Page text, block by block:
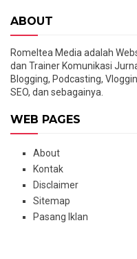
ABOUT
Romeltea Media adalah
dan Trainer Komunikasi
Blogging, Podcasting,
SEO, dan sebagainya.
WEB PAGES
About
Kontak
Disclaimer
Sitemap
Pasang Iklan